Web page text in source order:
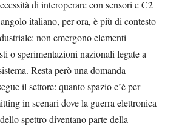
di interoperare con sensori e C2
italiano, per ora, è più di contesto
non emergono elementi
o sperimentazioni nazionali legate a
Resta però una domanda
il settore: quanto spazio c’è per
in scenari dove la guerra elettronica
spettro diventano parte della